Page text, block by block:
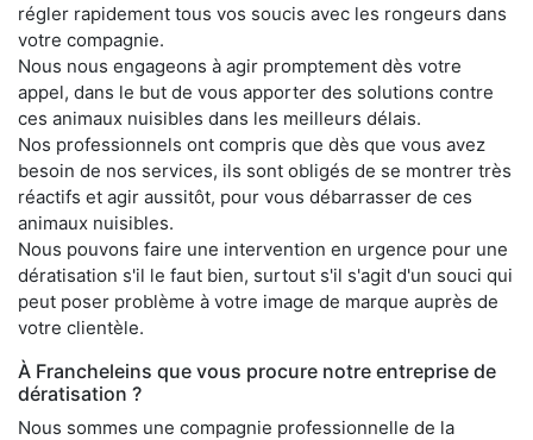
régler rapidement tous vos soucis avec les rongeurs dans
votre compagnie.
Nous nous engageons à agir promptement dès votre
appel, dans le but de vous apporter des solutions contre
ces animaux nuisibles dans les meilleurs délais.
Nos professionnels ont compris que dès que vous avez
besoin de nos services, ils sont obligés de se montrer très
réactifs et agir aussitôt, pour vous débarrasser de ces
animaux nuisibles.
Nous pouvons faire une intervention en urgence pour une
dératisation s'il le faut bien, surtout s'il s'agit d'un souci qui
peut poser problème à votre image de marque auprès de
votre clientèle.
À Francheleins que vous procure notre entreprise de
dératisation ?
Nous sommes une compagnie professionnelle de la